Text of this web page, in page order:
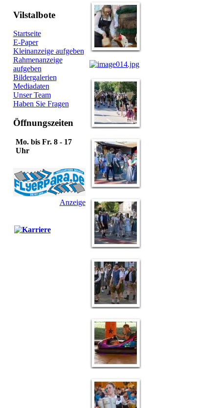
Vilstalbote
Startseite
E-Paper
Kleinanzeige aufgeben
Rahmenanzeige
aufgeben
Bildergalerien
Mediadaten
Unser Team
Haben Sie Fragen
Öffnungszeiten
Mo. bis Fr. 8 - 17
Uhr
Anzeige